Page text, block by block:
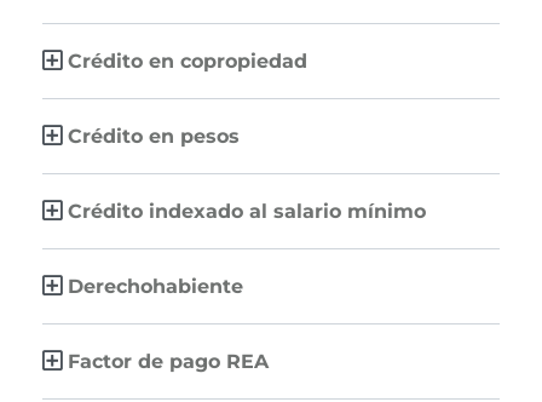
Crédito en copropiedad
Crédito en pesos
Crédito indexado al salario mínimo
Derechohabiente
Factor de pago REA